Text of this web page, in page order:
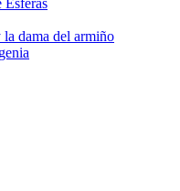
Esferas
dama del armiño